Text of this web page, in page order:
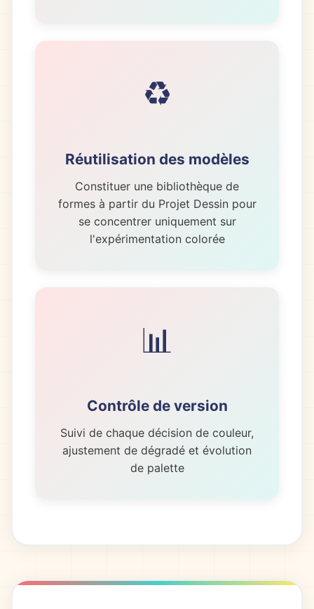
♻️
Réutilisation des modèles
Constituer une bibliothèque de
formes à partir du Projet Dessin pour
se concentrer uniquement sur
l'expérimentation colorée
📊
Contrôle de version
Suivi de chaque décision de couleur,
ajustement de dégradé et évolution
de palette